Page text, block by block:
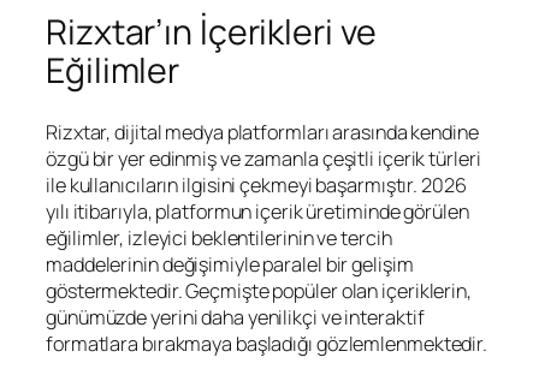
Rizxtar’ın İçerikleri ve
Eğilimler
Rizxtar, dijital medya platformları arasında kendine
özgü bir yer edinmiş ve zamanla çeşitli içerik türleri
ile kullanıcıların ilgisini çekmeyi başarmıştır. 2026
yılı itibarıyla, platformun içerik üretiminde görülen
eğilimler, izleyici beklentilerinin ve tercih
maddelerinin değişimiyle paralel bir gelişim
göstermektedir. Geçmişte popüler olan içeriklerin,
günümüzde yerini daha yenilikçi ve interaktif
formatlara bırakmaya başladığı gözlemlenmektedir.